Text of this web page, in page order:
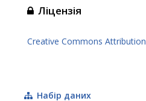
Ліцензія
Creative Commons Attribution
Набір даних